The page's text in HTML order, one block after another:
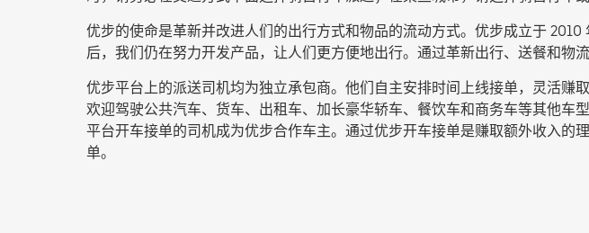
优步的使命是革新并改进人们的出行方式和物品的流动方式。优步成立于
后，我们仍在努力开发产品，让人们更方便地出行。通过革新出行、送餐和物
优步平台上的派送司机均为独立承包商。他们自主安排时间上线接单，灵活
欢迎驾驶公共汽车、货车、出租车、加长豪华轿车、餐饮车和商务车等其他
平台开车接单的司机成为优步合作车主。通过优步开车接单是赚取额外收入
单。